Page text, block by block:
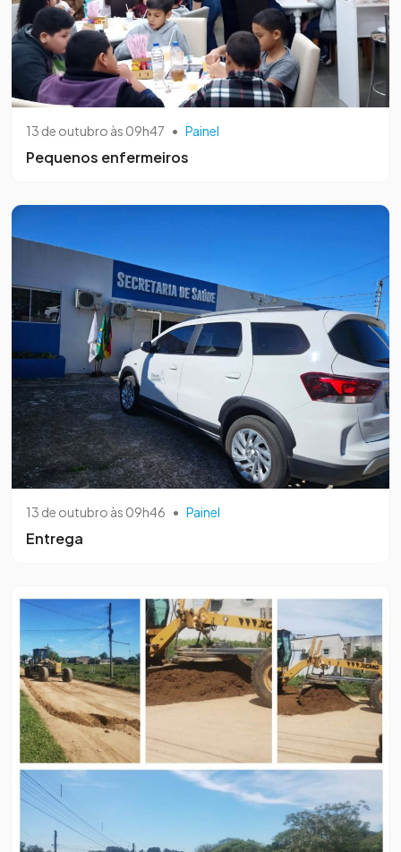
13 de outubro às 09h47 • Painel
Pequenos enfermeiros
13 de outubro às 09h46 • Painel
Entrega